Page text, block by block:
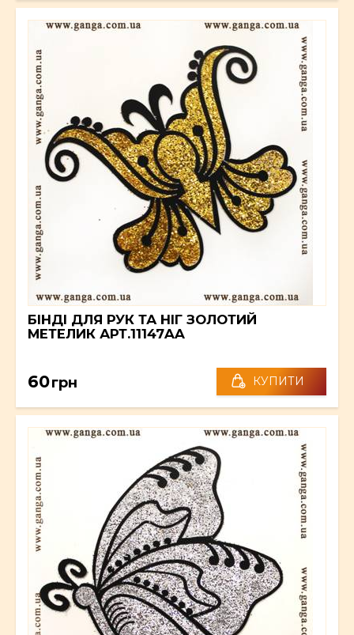
БІНДІ ДЛЯ РУК ТА НІГ ЗОЛОТИЙ
МЕТЕЛИК АРТ.11147AA
60грн КУПИТИ